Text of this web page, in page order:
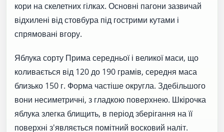
кори на скелетних гілках. Основні пагони зазвичай
відхилені від стовбура під гострими кутами і
спрямовані вгору.
Яблука сорту Прима середньої і великої маси, що
коливається від 120 до 190 грамів, середня маса
близько 150 г. Форма частіше округла. Здебільшого
вони несиметричні, з гладкою поверхнею. Шкірочка
яблука злегка блищить, в період зберігання на її
поверхні з'являється помітний восковий наліт.